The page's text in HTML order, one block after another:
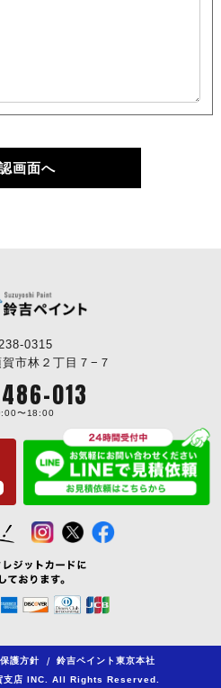
画面へ
0315
市林２丁目７−７
013
〜18:00
護方針 /
鈴吉ペイント東京本社
支店 INC. All Rights Reserved.